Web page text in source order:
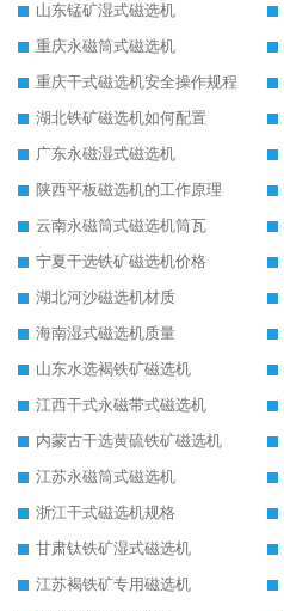
山东锰矿湿式磁选机
重庆永磁筒式磁选机
重庆干式磁选机安全操作规程
湖北铁矿磁选机如何配置
广东永磁湿式磁选机
陕西平板磁选机的工作原理
云南永磁筒式磁选机筒瓦
宁夏干选铁矿磁选机价格
湖北河沙磁选机材质
海南湿式磁选机质量
山东水选褐铁矿磁选机
江西干式永磁带式磁选机
内蒙古干选黄硫铁矿磁选机
江苏永磁筒式磁选机
浙江干式磁选机规格
甘肃钛铁矿湿式磁选机
江苏褐铁矿专用磁选机